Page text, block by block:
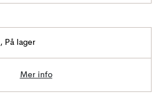
, På lager
Mer info